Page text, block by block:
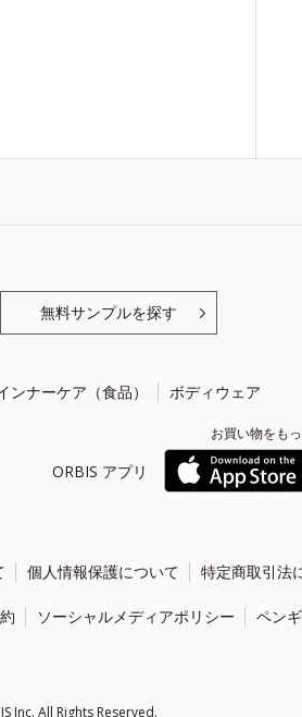
無料サンプルを探す
ンナーケア（食品） ボディウェア
ORBIS アプリ
お買い物をも
個人情報保護について 特定商取引法
ソーシャルメディアポリシー ペン
Inc. All Rights Reserved.